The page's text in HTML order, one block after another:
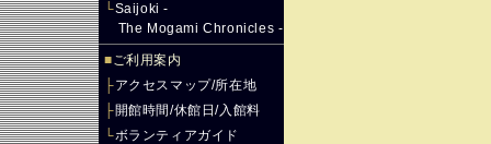
└Saijoki -
The Mogami Chronicles -
■ご利用案内
├アクセスマップ/所在地
├開館時間/休館日/入館料
└ボランティアガイド